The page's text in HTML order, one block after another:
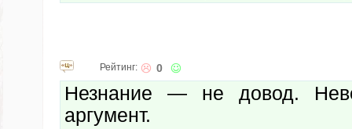
Рейтинг: 0
Незнание — не довод.
аргумент.